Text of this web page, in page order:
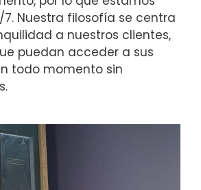
Nuestra filosofía se centra
a nuestros clientes,
puedan acceder a sus
todo momento sin